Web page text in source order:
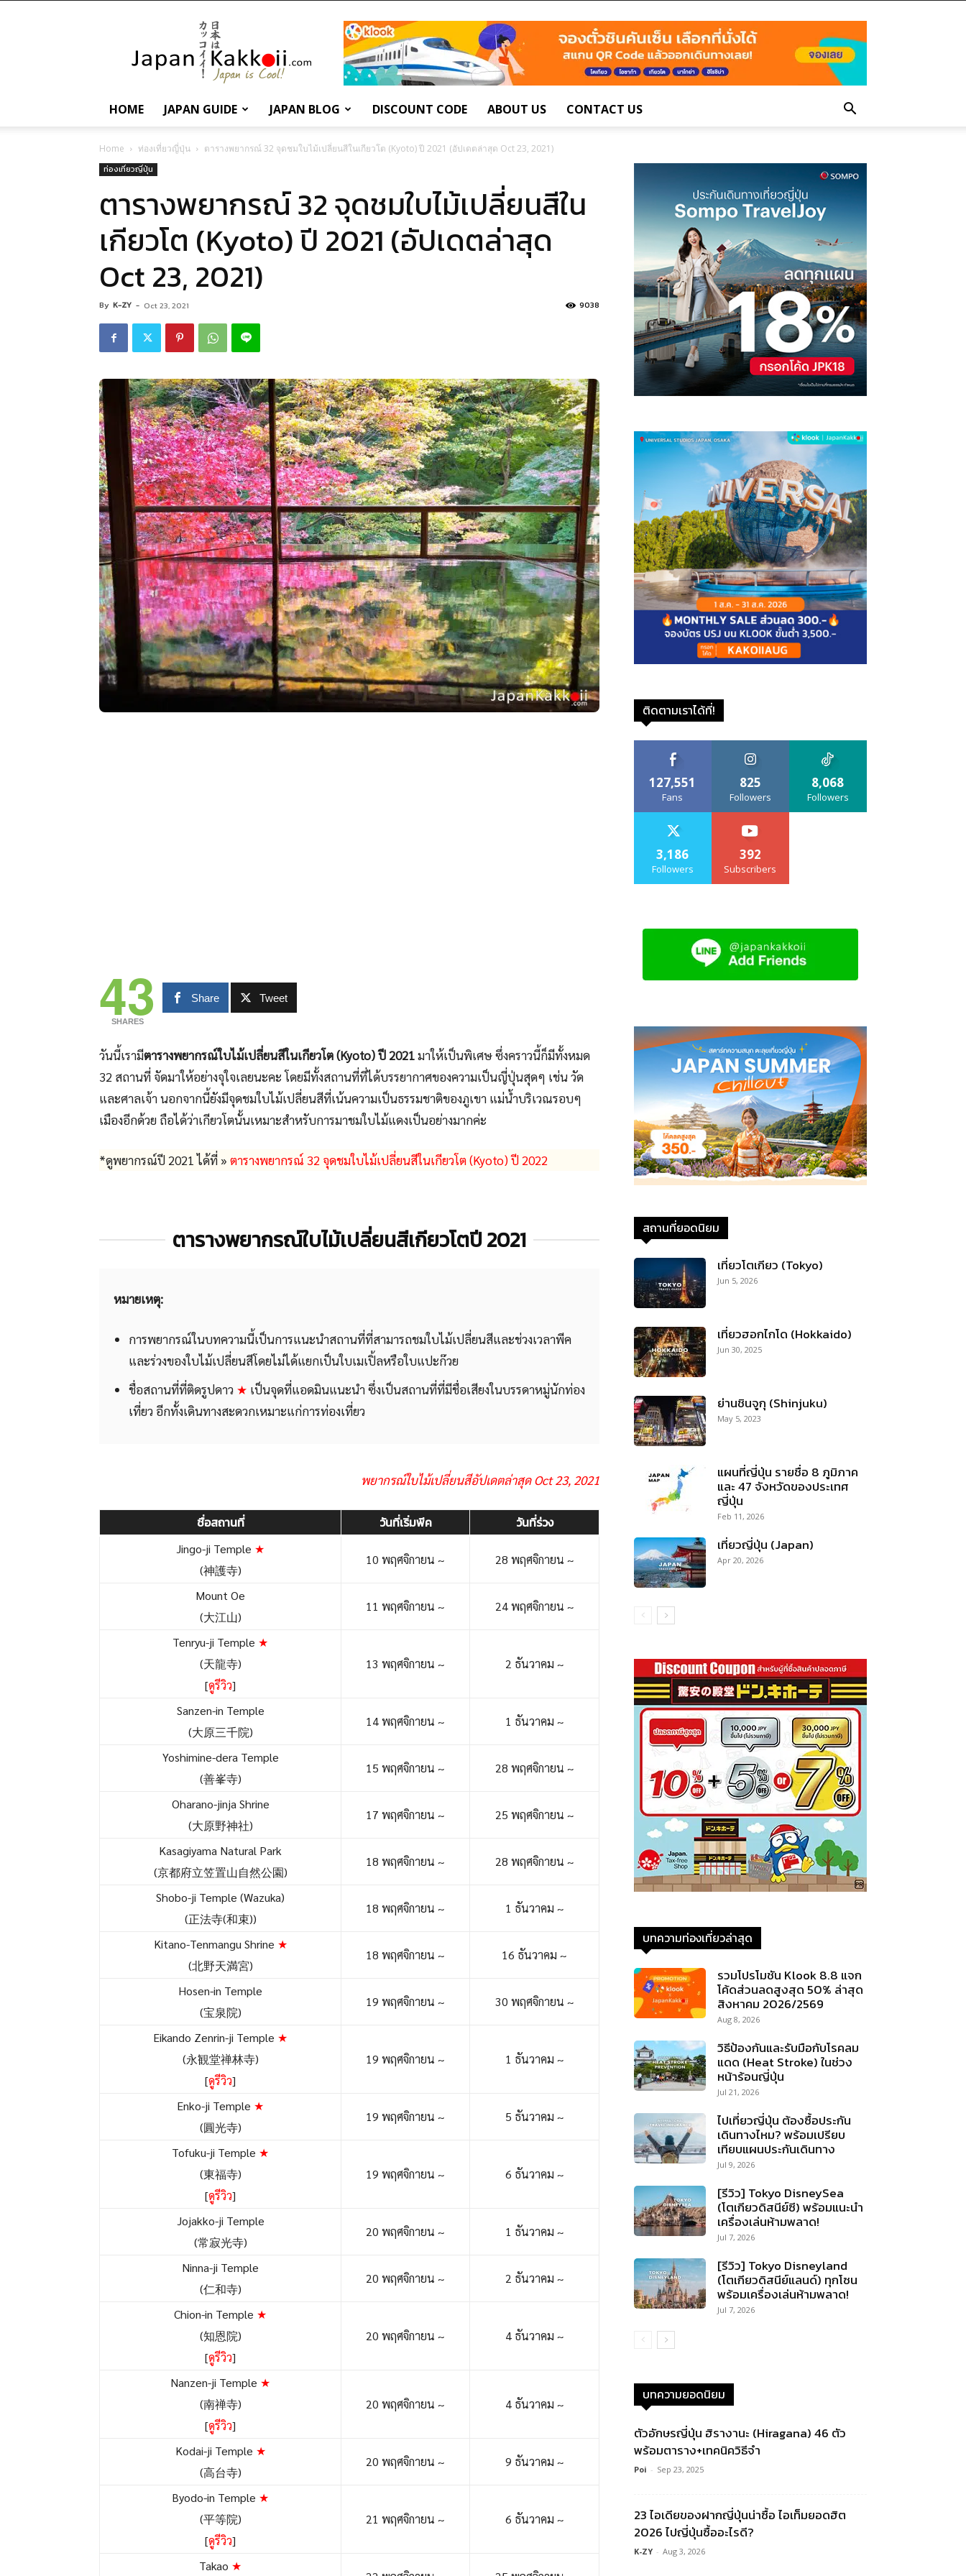
เกี่ยว
กับ
ญี่ปุ่น
และ
การ
เที่ยว
HOME JAPAN GUIDE JAPAN BLOG DISCOUNT CODE ABOUT US CONTACT US
Home ท่องเที่ยวญี่ปุ่น ตารางพยากรณ์ 32 จุดชมใบไม้เปลี่ยนสีในเกียวโต (Kyoto) ปี 2021 (อัปเดตล่าสุด Oct 23, 2021)
ท่องเที่ยวญี่ปุ่น
ตารางพยากรณ์ 32 จุดชมใบไม้เปลี่ยนสีใน
เกียวโต (Kyoto) ปี 2021 (อัปเดตล่าสุด
Oct 23, 2021)
By K-ZY - Oct 23, 2021 9038
43
SHARES
Share Tweet
วันนี้เรามีตารางพยากรณ์ใบไม้เปลี่ยนสีในเกียวโต (Kyoto) ปี 2021มาให้เป็นพิเศษ ซึ่งคราวนี้ก็มีทั้งหมด
32 สถานที่ จัดมาให้อย่างจุใจเลยนะคะ โดยมีทั้งสถานที่ที่ได้บรรยากาศของความเป็นญี่ปุ่นสุดๆ เช่น วัด
และศาลเจ้า นอกจากนี้ยังมีจุดชมใบไม้เปลี่ยนสีที่เน้นความเป็นธรรมชาติของภูเขา แม่น้ำบริเวณรอบๆ
เมืองอีกด้วย ถือได้ว่าเกียวโตนั้นเหมาะสำหรับการมาชมใบไม้แดงเป็นอย่างมากค่ะ
*ดูพยากรณ์ปี 2021 ได้ที่ » ตารางพยากรณ์ 32 จุดชมใบไม้เปลี่ยนสีในเกียวโต (Kyoto) ปี 2022
ตารางพยากรณ์ใบไม้เปลี่ยนสีเกียวโตปี 2021
หมายเหตุ:
การพยากรณ์ในบทความนี้เป็นการแนะนำสถานที่ที่สามารถชมใบไม้เปลี่ยนสีและช่วงเวลาพีค
และร่วงของใบไม้เปลี่ยนสีโดยไม่ได้แยกเป็นใบเมเปิ้ลหรือใบแปะก๊วย
ชื่อสถานที่ที่ติดรูปดาว ★ เป็นจุดที่แอดมินแนะนำ ซึ่งเป็นสถานที่ที่มีชื่อเสียงในบรรดาหมู่นักท่อง
เที่ยว อีกทั้งเดินทางสะดวกเหมาะแก่การท่องเที่ยว
พยากรณ์ใบไม้เปลี่ยนสีอัปเดตล่าสุด Oct 23, 2021
ชื่อสถานที่ วันที่เริ่มพีค วันที่ร่วง
Jingo-ji Temple ★
(神護寺)
10 พฤศจิกายน ~ 28 พฤศจิกายน ~
Mount Oe
(大江山)
11 พฤศจิกายน ~ 24 พฤศจิกายน ~
Tenryu-ji Temple ★
(天龍寺)
[ดูรีวิว]
13 พฤศจิกายน ~ 2 ธันวาคม ~
Sanzen-in Temple
(大原三千院)
14 พฤศจิกายน ~ 1 ธันวาคม ~
Yoshimine-dera Temple
(善峯寺)
15 พฤศจิกายน ~ 28 พฤศจิกายน ~
Oharano-jinja Shrine
(大原野神社)
17 พฤศจิกายน ~ 25 พฤศจิกายน ~
Kasagiyama Natural Park
(京都府立笠置山自然公園)
18 พฤศจิกายน ~ 28 พฤศจิกายน ~
Shobo-ji Temple (Wazuka)
(正法寺(和束))
18 พฤศจิกายน ~ 1 ธันวาคม ~
Kitano-Tenmangu Shrine ★
(北野天満宮)
18 พฤศจิกายน ~ 16 ธันวาคม ~
Hosen-in Temple
(宝泉院)
19 พฤศจิกายน ~ 30 พฤศจิกายน ~
Eikando Zenrin-ji Temple ★
(永観堂禅林寺)
[ดูรีวิว]
19 พฤศจิกายน ~ 1 ธันวาคม ~
Enko-ji Temple ★
(圓光寺)
19 พฤศจิกายน ~ 5 ธันวาคม ~
Tofuku-ji Temple ★
(東福寺)
[ดูรีวิว]
19 พฤศจิกายน ~ 6 ธันวาคม ~
Jojakko-ji Temple
(常寂光寺)
20 พฤศจิกายน ~ 1 ธันวาคม ~
Ninna-ji Temple
(仁和寺)
20 พฤศจิกายน ~ 2 ธันวาคม ~
Chion-in Temple ★
(知恩院)
[ดูรีวิว]
20 พฤศจิกายน ~ 4 ธันวาคม ~
Nanzen-ji Temple ★
(南禅寺)
[ดูรีวิว]
20 พฤศจิกายน ~ 4 ธันวาคม ~
Kodai-ji Temple ★
(高台寺)
20 พฤศจิกายน ~ 9 ธันวาคม ~
Byodo-in Temple ★
(平等院)
[ดูรีวิว]
21 พฤศจิกายน ~ 6 ธันวาคม ~
Takao ★
ติดตามเราได้ที่!
127,551
Fans
825
Followers
8,068
Followers
3,186
Followers
392
Subscribers
สถานที่ยอดนิยม
เที่ยวโตเกียว (Tokyo)
Jun 5, 2026
เที่ยวฮอกไกโด (Hokkaido)
Jun 30, 2025
ย่านชินจูกุ (Shinjuku)
May 5, 2023
แผนที่ญี่ปุ่น รายชื่อ 8 ภูมิภาค
และ 47 จังหวัดของประเทศ
ญี่ปุ่น
Feb 11, 2026
เที่ยวญี่ปุ่น (Japan)
Apr 20, 2026
บทความท่องเที่ยวล่าสุด
รวมโปรโมชัน Klook 8.8 แจก
โค้ดส่วนลดสูงสุด 50% ล่าสุด
สิงหาคม 2026/2569
Aug 8, 2026
วิธีป้องกันและรับมือกับโรคลม
แดด (Heat Stroke) ในช่วง
หน้าร้อนญี่ปุ่น
Jul 21, 2026
ไปเที่ยวญี่ปุ่น ต้องซื้อประกัน
เดินทางไหม? พร้อมเปรียบ
เทียบแผนประกันเดินทาง
Jul 9, 2026
[รีวิว] Tokyo DisneySea
(โตเกียวดิสนีย์ซี) พร้อมแนะนำ
เครื่องเล่นห้ามพลาด!
Jul 7, 2026
[รีวิว] Tokyo Disneyland
(โตเกียวดิสนีย์แลนด์) ทุกโซน
พร้อมเครื่องเล่นห้ามพลาด!
Jul 7, 2026
บทความยอดนิยม
ตัวอักษรญี่ปุ่น ฮิรางานะ (Hiragana) 46 ตัว
พร้อมตาราง+เทคนิควิธีจำ
Poi - Sep 23, 2025
23 ไอเดียของฝากญี่ปุ่นน่าซื้อ ไอเท็มยอดฮิต
2026 ไปญี่ปุ่นซื้ออะไรดี?
K-ZY - Aug 3, 2026